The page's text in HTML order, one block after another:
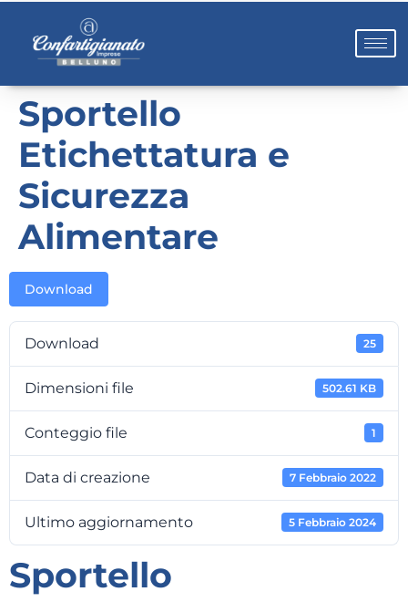
Sportello
Etichettatura e
Sicurezza
Alimentare
Download
Download 25
Dimensioni file 502.61 KB
Conteggio file 1
Data di creazione 7 Febbraio 2022
Ultimo aggiornamento 5 Febbraio 2024
Sportello